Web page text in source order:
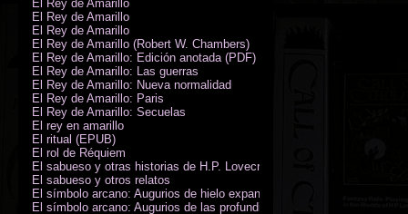
El Rey de Amarillo
El Rey de Amarillo
El Rey de Amarillo
El Rey de Amarillo (Robert W. Chambers)
El Rey de Amarillo: Edición anotada (PDF)
El Rey de Amarillo: Las guerras
El Rey de Amarillo: Nueva normalidad
El Rey de Amarillo: Paris
El Rey de Amarillo: Secuelas
El rey en amarillo
El ritual (EPUB)
El rol de Réquiem
El sabueso y otras historias de H.P. Lovecraft
El sabueso y otros relatos
El símbolo arcano: Augurios de hielo expansión
El símbolo arcano: Augurios de las profundidades expansión